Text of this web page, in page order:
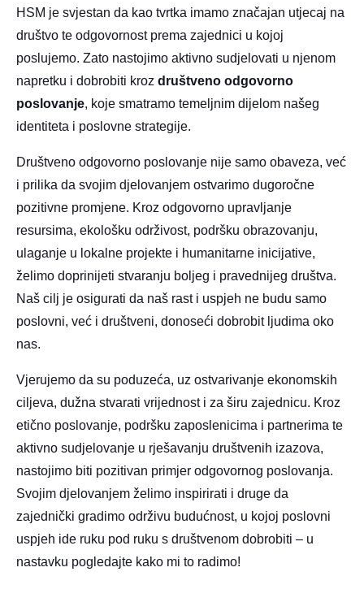
HSM je svjestan da kao tvrtka imamo značajan utjecaj na
društvo te odgovornost prema zajednici u kojoj
poslujemo. Zato nastojimo aktivno sudjelovati u njenom
napretku i dobrobiti kroz društveno odgovorno
poslovanje, koje smatramo temeljnim dijelom našeg
identiteta i poslovne strategije.
Društveno odgovorno poslovanje nije samo obaveza, već
i prilika da svojim djelovanjem ostvarimo dugoročne
pozitivne promjene. Kroz odgovorno upravljanje
resursima, ekološku održivost, podršku obrazovanju,
ulaganje u lokalne projekte i humanitarne inicijative,
želimo doprinijeti stvaranju boljeg i pravednijeg društva.
Naš cilj je osigurati da naš rast i uspjeh ne budu samo
poslovni, već i društveni, donoseći dobrobit ljudima oko
nas.
Vjerujemo da su poduzeća, uz ostvarivanje ekonomskih
ciljeva, dužna stvarati vrijednost i za širu zajednicu. Kroz
etično poslovanje, podršku zaposlenicima i partnerima te
aktivno sudjelovanje u rješavanju društvenih izazova,
nastojimo biti pozitivan primjer odgovornog poslovanja.
Svojim djelovanjem želimo inspirirati i druge da
zajednički gradimo održivu budućnost, u kojoj poslovni
uspjeh ide ruku pod ruku s društvenom dobrobiti – u
nastavku pogledajte kako mi to radimo!